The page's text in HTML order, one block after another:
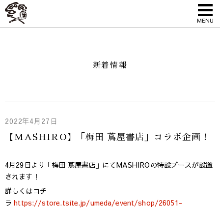
MENU
新着情報
2022年4月27日
【MASHIRO】「梅田 蔦屋書店」コラボ企画！
4月29日より「梅田 蔦屋書店」にてMASHIROの特設ブースが設置
されます！
詳しくはコチ
ラhttps://store.tsite.jp/umeda/event/shop/26051-